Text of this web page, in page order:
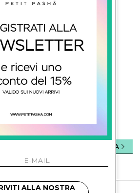
Umberto I 301 Napoli
petitpasha@hotmail.it,
ALLA NEWSLETTER
le condizioni sulla privacy.
INVIA
ALLA NOSTRA